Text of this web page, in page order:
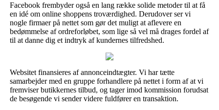
Facebook frembyder også en lang række solide metoder til at få
en idé om online shoppens troværdighed. Derudover ser vi
nogle firmaer på nettet som gør det muligt at aflevere en
bedømmelse af ordreforløbet, som lige så vel må drages fordel af
til at danne dig et indtryk af kundernes tilfredshed.
Websitet finansieres af annonceindtægter. Vi har tætte
samarbejder med en gruppe forhandlere på nettet i form af at vi
fremviser butikkernes tilbud, og tager imod kommission forudsat
de besøgende vi sender videre fuldfører en transaktion.